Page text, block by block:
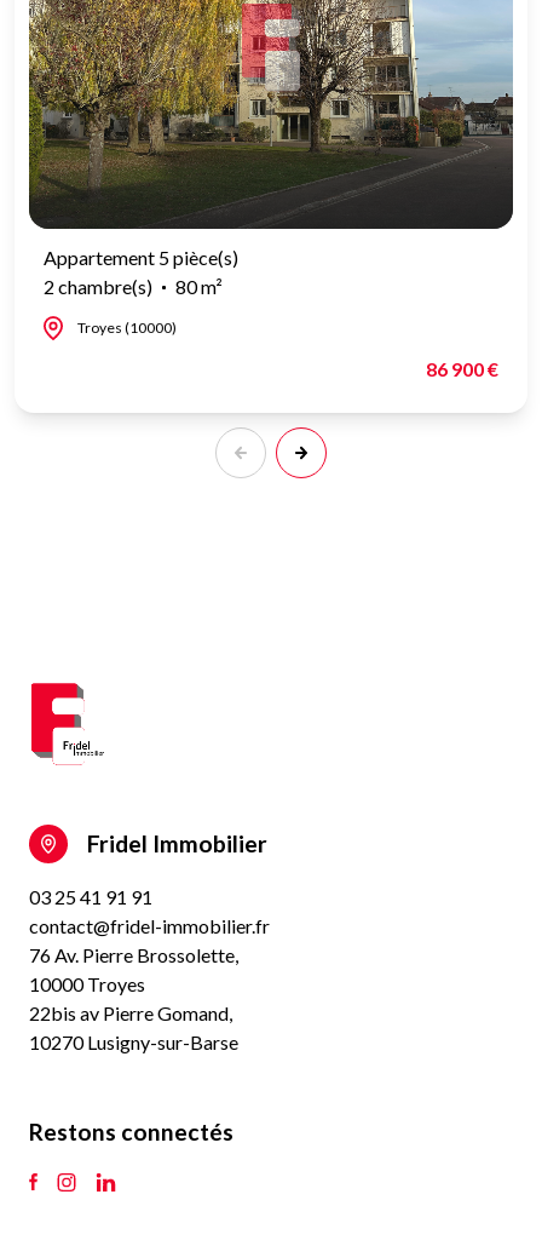
Appartement 5 pièce(s)
2 chambre(s)
80 m²
Troyes (10000)
86 900 €
Fridel Immobilier
03 25 41 91 91
contact@fridel-immobilier.fr
76 Av. Pierre Brossolette,
10000 Troyes
22bis av Pierre Gomand,
10270 Lusigny-sur-Barse
Restons connectés